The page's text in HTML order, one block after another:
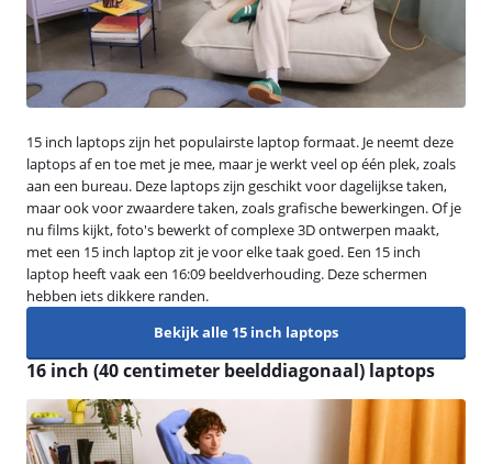
15 inch laptops zijn het populairste laptop formaat. Je neemt deze
laptops af en toe met je mee, maar je werkt veel op één plek, zoals
aan een bureau. Deze laptops zijn geschikt voor dagelijkse taken,
maar ook voor zwaardere taken, zoals grafische bewerkingen. Of je
nu films kijkt, foto's bewerkt of complexe 3D ontwerpen maakt,
met een 15 inch laptop zit je voor elke taak goed. Een 15 inch
laptop heeft vaak een 16:09 beeldverhouding. Deze schermen
hebben iets dikkere randen.
Bekijk alle 15 inch laptops
16 inch (40 centimeter beelddiagonaal) laptops